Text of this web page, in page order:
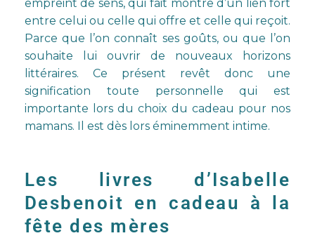
empreint de sens, qui fait montre d’un lien fort
entre celui ou celle qui offre et celle qui reçoit.
Parce que l’on connaît ses goûts, ou que l’on
souhaite lui ouvrir de nouveaux horizons
littéraires. Ce présent revêt donc une
signification toute personnelle qui est
importante lors du choix du cadeau pour nos
mamans. Il est dès lors éminemment intime.
Les livres d’Isabelle
Desbenoit en cadeau à la
fête des mères